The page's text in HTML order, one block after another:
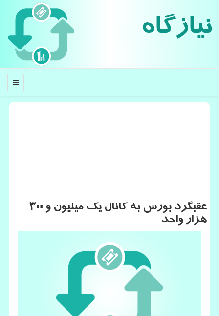
نیازگاه
منو
عقبگرد بورس به کانال یک میلیون و ۳۰۰
هزار واحد